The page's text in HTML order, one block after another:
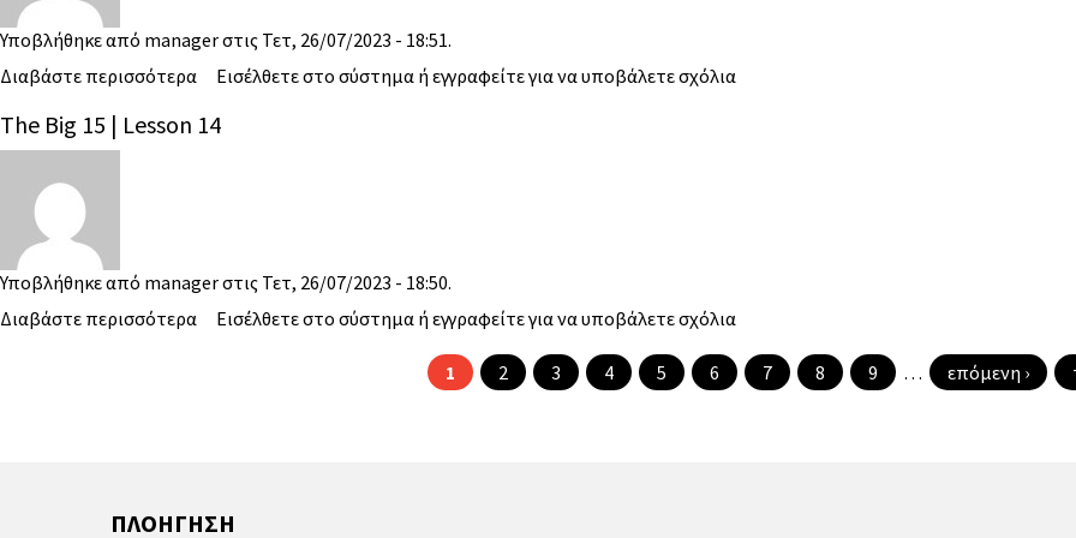
Υποβλήθηκε από managerστις Τετ, 26/07/2023 - 18:51.
Διαβάστε περισσότερα
Εισέλθετε στο σύστημα ή εγγραφείτεγια να υποβάλετε σχόλια
The Big 15 | Lesson 14
Υποβλήθηκε από managerστις Τετ, 26/07/2023 - 18:50.
Διαβάστε περισσότερα
Εισέλθετε στο σύστημα ή εγγραφείτεγια να υποβάλετε σχόλια
1 2 3 4 5 6 7 8 9 … επόμενη ›
ΠΛΟΗΓΗΣΗ